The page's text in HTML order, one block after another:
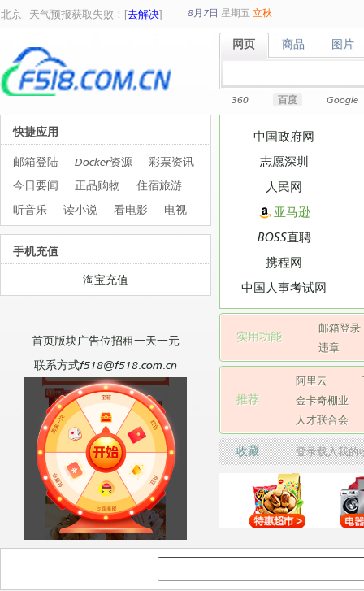
北京 天气预报获取失败！[去解决] 8月7日 星期五 立秋
网页
网页 商品
商品 图片
图片
360 百度 Google
中国政府网
志愿深圳
人民网
亚马逊
BOSS直聘
携程网
中国人事考试网
实用功能
邮箱登录
违章
推荐
阿里云
金卡奇棚业
人才联合会
收藏 登录载入我
快捷应用
邮箱登陆 Docker资源
彩票资讯
今日要闻
正品购物
住宿旅游
听音乐
读小说 看电影 电视
手机充值
淘宝充值
首页版块广告位招租一天一元
联系方式f518@f518.com.cn